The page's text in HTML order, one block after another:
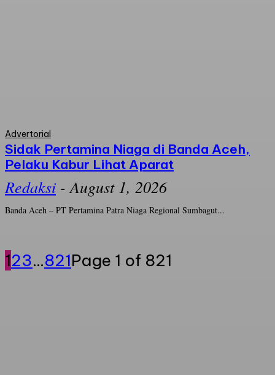
Advertorial
Sidak Pertamina Niaga di Banda Aceh,
Pelaku Kabur Lihat Aparat
Redaksi - August 1, 2026
Banda Aceh – PT Pertamina Patra Niaga Regional Sumbagut...
123...821Page 1 of 821